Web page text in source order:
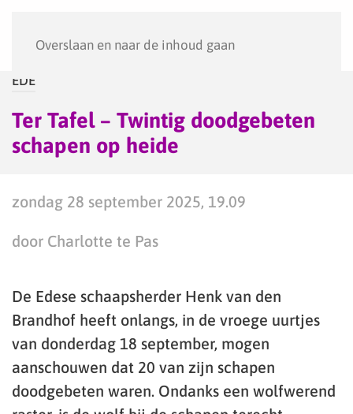
Overslaan en naar de inhoud gaan
EDE
Ter Tafel – Twintig doodgebeten
schapen op heide
zondag 28 september 2025, 19.09
door Charlotte te Pas
De Edese schaapsherder Henk van den
Brandhof heeft onlangs, in de vroege uurtjes
van donderdag 18 september, mogen
aanschouwen dat 20 van zijn schapen
doodgebeten waren. Ondanks een wolfwerend